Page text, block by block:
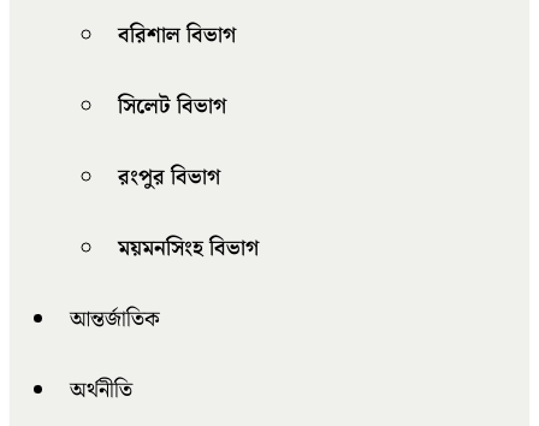
বরিশাল বিভাগ
সিলেট বিভাগ
রংপুর বিভাগ
ময়মনসিংহ বিভাগ
আন্তর্জাতিক
অর্থনীতি